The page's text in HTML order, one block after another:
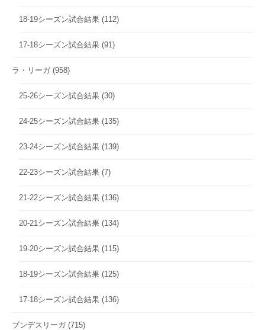
18-19シーズン試合結果 (112)
17-18シーズン試合結果 (91)
ラ・リーガ (958)
25-26シーズン試合結果 (30)
24-25シーズン試合結果 (135)
23-24シーズン試合結果 (139)
22-23シーズン試合結果 (7)
21-22シーズン試合結果 (136)
20-21シーズン試合結果 (134)
19-20シーズン試合結果 (115)
18-19シーズン試合結果 (125)
17-18シーズン試合結果 (136)
ブンデスリーガ (715)